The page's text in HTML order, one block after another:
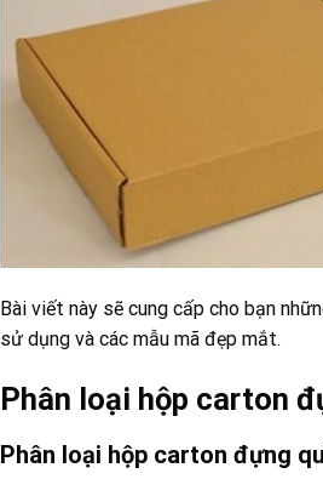
Bài viết này sẽ cung cấp cho bạn
sử dụng và các mẫu mã đẹp mắt.
Phân loại hộp carton
Phân loại hộp carton đựng